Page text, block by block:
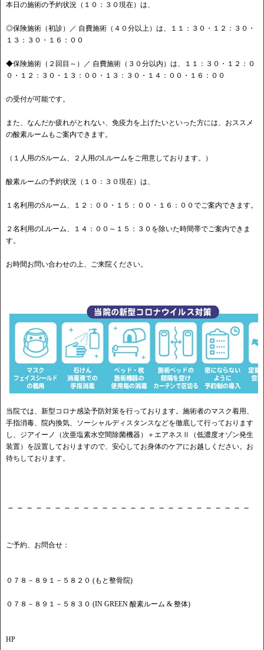
本日の施術の予約状況（１０：３０現在）は、
◎保険施術（初診）／ 自費施術（４０分以上）は、１１：３０・１２：３０・
１３：３０・１６：００
◆保険施術（２回目～）／ 自費施術（３０分以内）は、１１：３０・１２：０
０・１２：３０・１３：００・１３：３０・１４：００・１６：００
の受付が可能です。
また、なんだか疲れがとれない、免疫力を上げたいといった方には、おススメ
の酸素ルームもご案内できます。
（１人用のSルーム、２人用のLルームをご用意しております。）
酸素ルームの予約状況（１０：３０現在）は、
１名利用のSルーム、１２：００・１５：００・１６：００でご案内できます。
２名利用のLルーム、１４：００～１５：３０を除いた時間帯でご案内できま
す。
お時間お問い合わせの上、ご来院ください。
当院では、新型コロナ感染予防対策を行っております。施術者のマスク着用、
手指消毒、院内換気、ソーシャルディスタンスなどを徹底して行っております
し、ジアイーノ（次亜塩素水空間除菌機器）＋エアネスⅡ（低濃度オゾン発生
装置）を設置しておりますので、安心してお身体のケアにお越しください。お
待ちしております。
－－－－－－－－－－－－－－－－－－－－－－－－－－
ご予約、お問合せ：
０７８－８９１－５８２０ (もと整骨院)
０７８－８９１－５８３０ (IN GREEN 酸素ルーム & 整体)
HP